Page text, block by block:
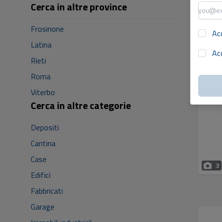
Cerca in altre province
Frosinone
Latina
Rieti
Roma
Viterbo
Cerca in altre categorie
Depositi
Cantina
Case
Edifici
Fabbricati
Garage
3